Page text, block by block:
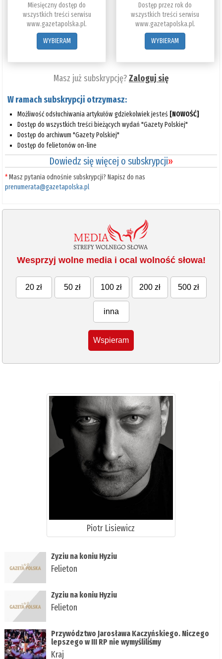
Miesięczny dostęp do
wszystkich treści serwisu
www.gazetapolska.pl.
WYBIERAM
Dostęp przez rok do
wszystkich treści serwisu
www.gazetapolska.pl.
WYBIERAM
Masz już subskrypcję?Zaloguj się
W ramach subskrypcji otrzymasz:
Możliwość odsłuchiwania artykułów gdziekolwiek jesteś [NOWOŚĆ]
Dostęp do wszystkich treści bieżących wydań "Gazety Polskiej"
Dostęp do archiwum "Gazety Polskiej"
Dostęp do felietonów on-line
Dowiedz się więcej o subskrypcji»
*Masz pytania odnośnie subskrypcji? Napisz do nas
prenumerata@gazetapolska.pl
Wesprzyj wolne media i ocal wolność słowa!
20 zł 50 zł 100 zł 200 zł 500 zł
inna
Wspieram
Piotr Lisiewicz
Zyziu na koniu Hyziu
Felieton
Zyziu na koniu Hyziu
Felieton
Przywództwo Jarosława Kaczyńskiego. Niczego
lepszego w III RP nie wymyśliliśmy
Kraj